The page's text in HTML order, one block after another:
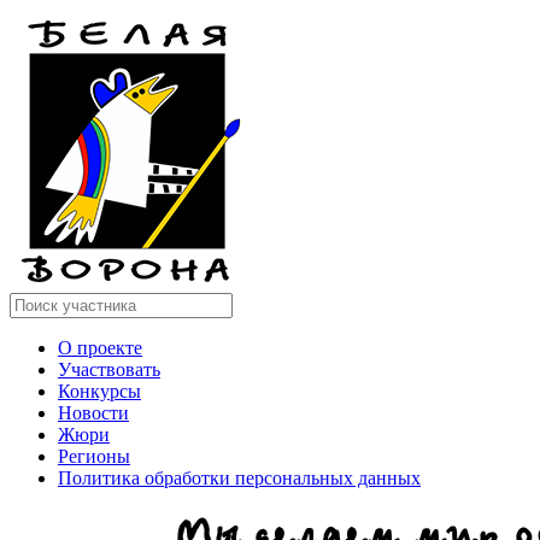
О проекте
Участвовать
Конкурсы
Новости
Жюри
Регионы
Политика обработки персональных данных